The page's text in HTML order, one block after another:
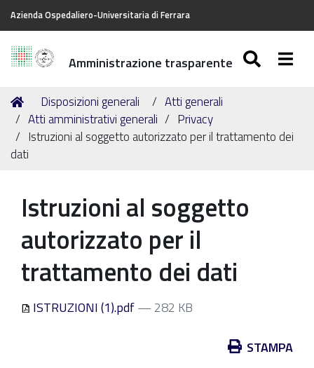
Azienda Ospedaliero-Universitaria di Ferrara
Amministrazione trasparente
Tu
sei
qui:
Home
Disposizioni generali
Atti generali
Atti amministrativi generali
Privacy
Istruzioni al soggetto autorizzato per il trattamento dei
dati
Istruzioni al soggetto
autorizzato per il
trattamento dei dati
ISTRUZIONI (1).pdf— 282 KB
STAMPA